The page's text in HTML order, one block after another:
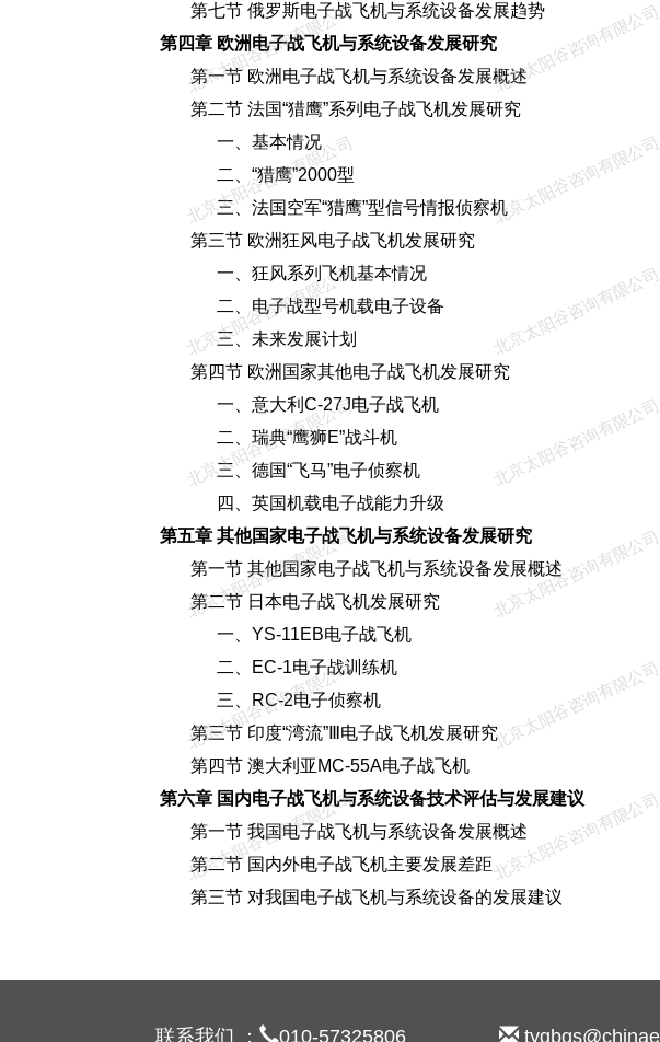
第七节 俄罗斯电子战飞机与系统设备发展趋势
第四章 欧洲电子战飞机与系统设备发展研究
第一节 欧洲电子战飞机与系统设备发展概述
第二节 法国“猎鹰”系列电子战飞机发展研究
一、基本情况
二、“猎鹰”2000型
三、法国空军“猎鹰”型信号情报侦察机
第三节 欧洲狂风电子战飞机发展研究
一、狂风系列飞机基本情况
二、电子战型号机载电子设备
三、未来发展计划
第四节 欧洲国家其他电子战飞机发展研究
一、意大利C-27J电子战飞机
二、瑞典“鹰狮E”战斗机
三、德国“飞马”电子侦察机
四、英国机载电子战能力升级
第五章 其他国家电子战飞机与系统设备发展研究
第一节 其他国家电子战飞机与系统设备发展概述
第二节 日本电子战飞机发展研究
一、YS-11EB电子战飞机
二、EC-1电子战训练机
三、RC-2电子侦察机
第三节 印度“湾流”Ⅲ电子战飞机发展研究
第四节 澳大利亚MC-55A电子战飞机
第六章 国内电子战飞机与系统设备技术评估与发展建议
第一节 我国电子战飞机与系统设备发展概述
第二节 国内外电子战飞机主要发展差距
第三节 对我国电子战飞机与系统设备的发展建议
北京太阳谷咨询有限公司
北京太阳谷咨询有限公司
北京太阳谷咨询有限公司
北京太阳谷咨询有限公司
北京太阳谷咨询有限公司
北京太阳谷咨询有限公司
北京太阳谷咨询有限公司
北京太阳谷咨询有限公司
北京太阳谷咨询有限公司
北京太阳谷咨询有限公司
北京太阳谷咨询有限公司
北京太阳谷咨询有限公司
北京太阳谷咨询有限公司
北京太阳谷咨询有限公司
联系我们 ： 010-57325806